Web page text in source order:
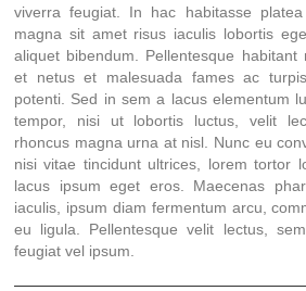
viverra feugiat. In hac habitasse
magna sit amet risus iaculis lobortis
aliquet bibendum. Pellentesque habitant
et netus et malesuada fames ac
potenti. Sed in sem a lacus elementum
tempor, nisi ut lobortis luctus, velit
rhoncus magna urna at nisl. Nunc eu
nisi vitae tincidunt ultrices, lorem tortor
lacus ipsum eget eros. Maecenas
iaculis, ipsum diam fermentum arcu,
eu ligula. Pellentesque velit lectus,
feugiat vel ipsum.